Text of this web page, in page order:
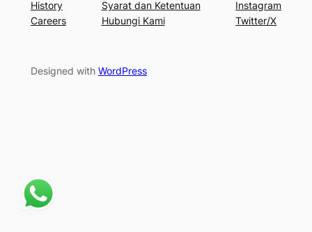
History
Careers
Syarat dan Ketentuan
Hubungi Kami
Instagram
Twitter/X
Designed with WordPress